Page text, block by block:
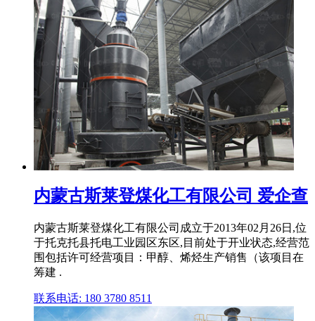
内蒙古斯莱登煤化工有限公司 爱企查
内蒙古斯莱登煤化工有限公司成立于2013年02月26日,位
于托克托县托电工业园区东区,目前处于开业状态,经营范
围包括许可经营项目：甲醇、烯烃生产销售（该项目在
筹建 .
联系电话: 180 3780 8511